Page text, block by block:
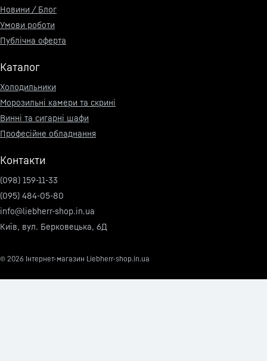
Новини / Блог
Умови роботи
Публічна оферта
Каталог
Холодильники
Морозильні камери та скрині
Винні та сигарні шафи
Професійне обладнання
Контакти
(098) 159-11-33
(095) 484-05-80
info@liebherr-shop.in.ua
Київ, вул. Берковецька, 6Д
© 2026 Інтернет-магазин Liebherr-shop.in.ua